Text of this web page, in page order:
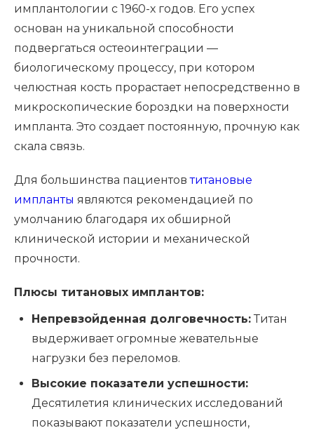
имплантологии с 1960-х годов. Его успех
основан на уникальной способности
подвергаться остеоинтеграции —
биологическому процессу, при котором
челюстная кость прорастает непосредственно в
микроскопические бороздки на поверхности
импланта. Это создает постоянную, прочную как
скала связь.
Для большинства пациентовтитановые
импланты являются рекомендацией по
умолчанию благодаря их обширной
клинической истории и механической
прочности.
Плюсы титановых имплантов:
Непревзойденная долговечность: Титан
выдерживает огромные жевательные
нагрузки без переломов.
Высокие показатели успешности:
Десятилетия клинических исследований
показывают показатели успешности,